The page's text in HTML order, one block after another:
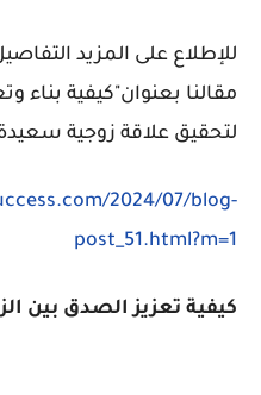
للإطلاع على المزيد
مقالنا بعنوان"كيفية بناء
لتحقيق علاقة زوجية
2024/07/blog-
post_51.html?m=1
كيفية تعزيز الصدق بين